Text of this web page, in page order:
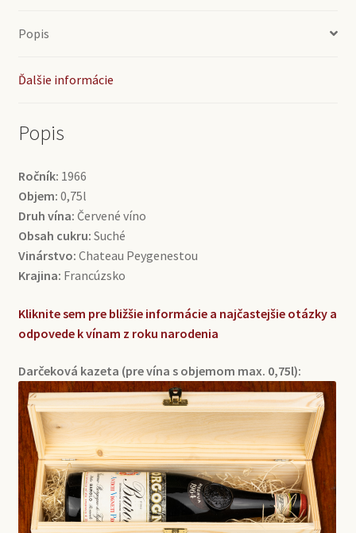
Popis
Ďalšie informácie
Popis
Ročník: 1966
Objem: 0,75l
Druh vína: Červené víno
Obsah cukru: Suché
Vinárstvo: Chateau Peygenestou
Krajina: Francúzsko
Kliknite sem pre bližšie informácie a najčastejšie otázky a
odpovede k vínam z roku narodenia
Darčeková kazeta (pre vína s objemom max. 0,75l):